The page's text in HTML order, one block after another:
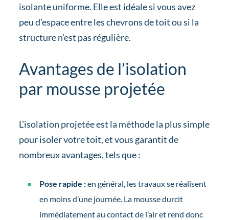
isolante uniforme. Elle est idéale si vous avez
peu d’espace entre les chevrons de toit ou si la
structure n’est pas régulière.
Avantages de l’isolation
par mousse projetée
L’isolation projetée est la méthode la plus simple
pour isoler votre toit, et vous garantit de
nombreux avantages, tels que :
Pose rapide :en général, les travaux se réalisent
en moins d’une journée. La mousse durcit
immédiatement au contact de l’air et rend donc